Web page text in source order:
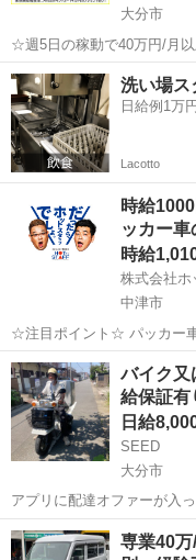
大分市
☆週5日の稼動で40万円/月
働、休日の稼動で20万円/
スタイルでの働き方を【
主とし...
大分 大分市 配送
洗い場ス
日給例1万
Lacotto
時給
ッカー車
時給
株式会社ホ
中津市
☆注目ポイント☆ パッカー車を運転するドライバーさんの 助手席でゴ
ミ回収のお手伝いをする ドライ
ミ収集車を運転することはな
ごみの回収をメイ...
大分 中津市 配送
バイク又
給保証有
日給
SEED
大分市
アプリに配達オファーが入
配達をするお仕事です。 現
時〜15時と17時~21時の計8
大分 大分市 配送
専業40